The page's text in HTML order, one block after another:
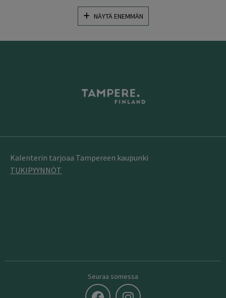
NÄYTÄ ENEMMÄN
Kalenterin tarjoaa Tampereen kaupunki
TUKIPYYNNÖT
Seuraa somessa